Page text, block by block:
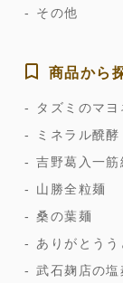
その他
商品から
タズミのマ
ミネラル醗酵
吉野葛入一筋
山勝全粒麺
桑の葉麺
ありがとうう
武石麹店の塩